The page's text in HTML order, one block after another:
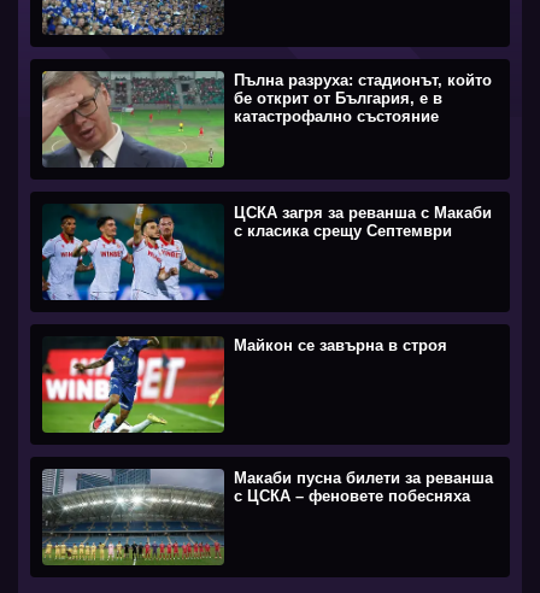
Пълна разруха: стадионът, който
бе открит от България, е в
катастрофално състояние
ЦСКА загря за реванша с Макаби
с класика срещу Септември
Майкон се завърна в строя
Макаби пусна билети за реванша
с ЦСКА – феновете побесняха